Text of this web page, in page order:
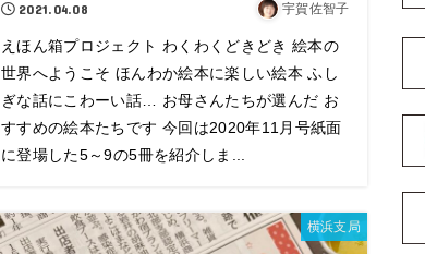
2021.04.08 宇賀佐智子
えほん箱プロジェクト わくわくどきどき 絵本の
世界へようこそ ほんわか絵本に楽しい絵本 ふし
ぎな話にこわーい話… お母さんたちが選んだ お
すすめの絵本たちです 今回は2020年11月号紙面
に登場した5～9の5冊を紹介しま...
横浜支局